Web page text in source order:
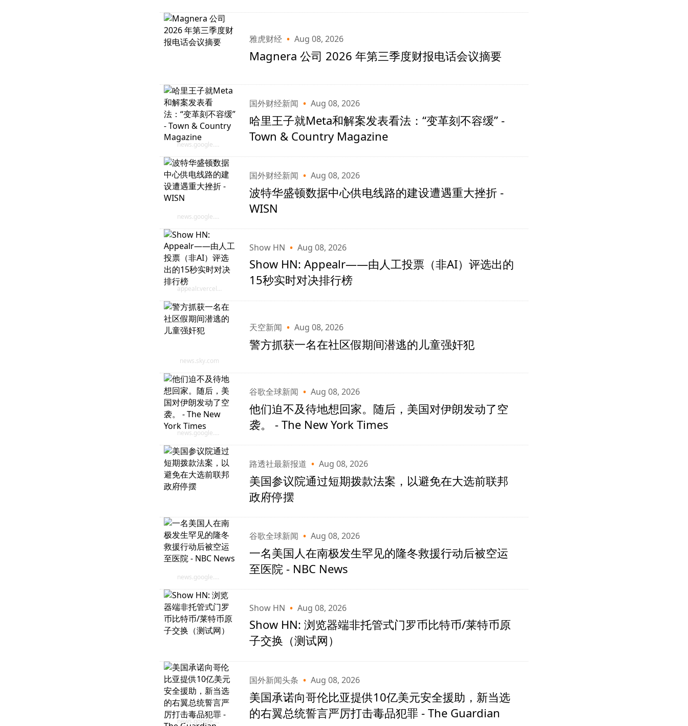
雅虎财经 • Aug 08, 2026
Magnera 公司 2026 年第三季度财报电话会议摘要
news.google.com
国外财经新闻 • Aug 08, 2026
哈里王子就Meta和解案发表看法：“变革刻不容缓” -
Town & Country Magazine
news.google.com
国外财经新闻 • Aug 08, 2026
波特华盛顿数据中心供电线路的建设遭遇重大挫折 -
WISN
appealr.vercel.app
Show HN • Aug 08, 2026
Show HN: Appealr——由人工投票（非AI）评选出的
15秒实时对决排行榜
news.sky.com
天空新闻 • Aug 08, 2026
警方抓获一名在社区假期间潜逃的儿童强奸犯
news.google.com
谷歌全球新闻 • Aug 08, 2026
他们迫不及待地想回家。随后，美国对伊朗发动了空
袭。 - The New York Times
路透社最新报道 • Aug 08, 2026
美国参议院通过短期拨款法案，以避免在大选前联邦
政府停摆
news.google.com
谷歌全球新闻 • Aug 08, 2026
一名美国人在南极发生罕见的隆冬救援行动后被空运
至医院 - NBC News
Show HN • Aug 08, 2026
Show HN: 浏览器端非托管式门罗币比特币/莱特币原
子交换（测试网）
news.google.com
国外新闻头条 • Aug 08, 2026
美国承诺向哥伦比亚提供10亿美元安全援助，新当选
的右翼总统誓言严厉打击毒品犯罪 - The Guardian